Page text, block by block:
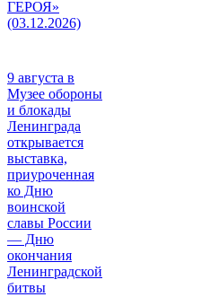
ГЕРОЯ»
(03.12.2026)
9 августа в
Музее обороны
и блокады
Ленинграда
открывается
выставка,
приуроченная
ко Дню
воинской
славы России
— Дню
окончания
Ленинградской
битвы